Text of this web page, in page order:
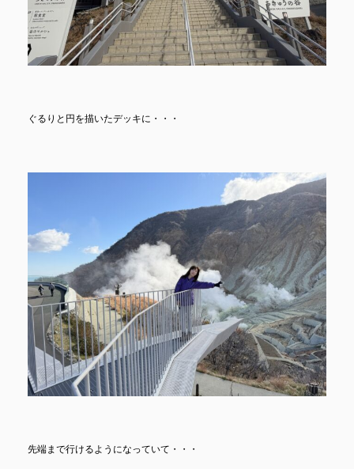
ぐるりと円を描いたデッキに・・・
先端まで行けるようになっていて・・・